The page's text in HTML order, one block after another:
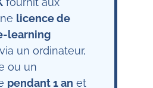
licence de
learning
un ordinateur,
ou un
pendant 1 an et